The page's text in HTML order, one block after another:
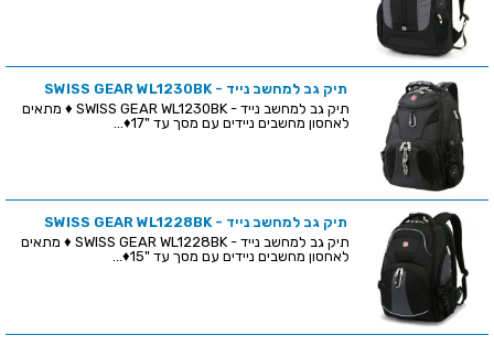
תיק גב למחשב נייד - SWISS GEAR WL1230BK
תיק גב למחשב נייד - SWISS GEAR WL1230BK ♦ מתאים
לאחסון מחשבים ניידים עם מסך עד "17♦...
תיק גב למחשב נייד - SWISS GEAR WL1228BK
תיק גב למחשב נייד - SWISS GEAR WL1228BK ♦ מתאים
לאחסון מחשבים ניידים עם מסך עד "15♦...